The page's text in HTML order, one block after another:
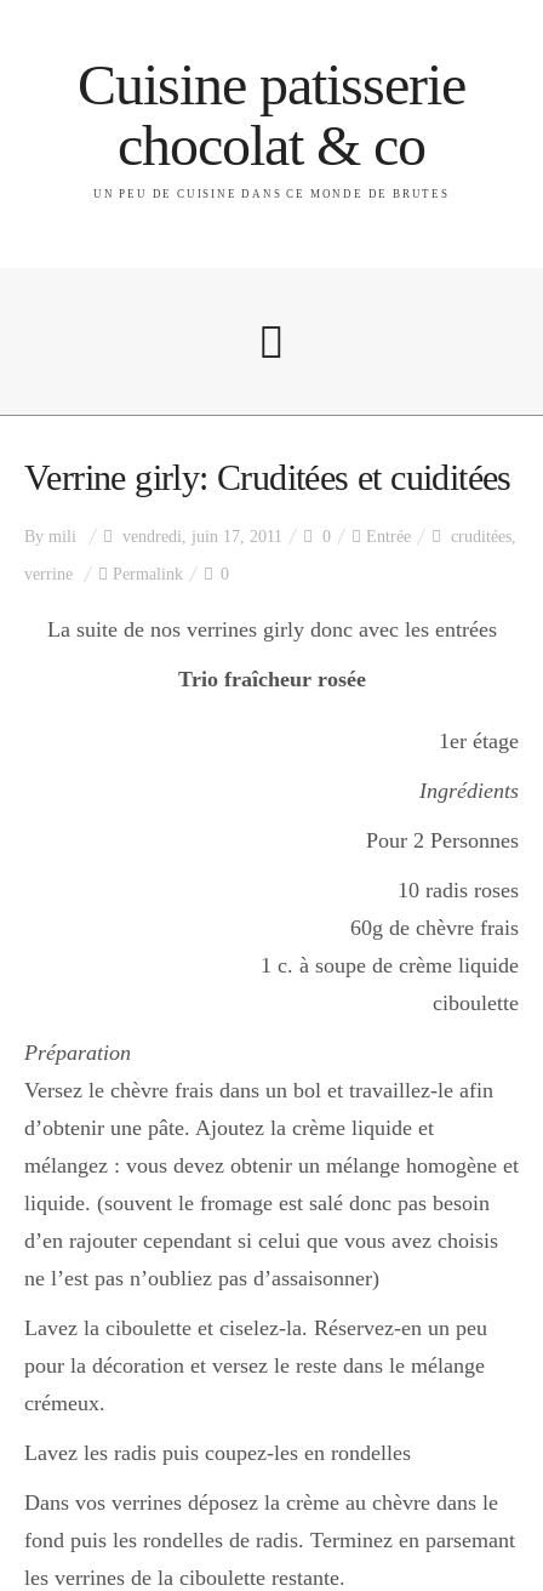
Cuisine patisserie
chocolat & co
UN PEU DE CUISINE DANS CE MONDE DE BRUTES
A propos
Index des recettes
Catégories
Boisson chaudes
Les classiques
Mes amis en cuisine
Resto
Verrine girly: Cruditées et cuiditées
By mili vendredi, juin 17, 2011 0 Entrée cruditées,
verrine Permalink 0
La suite de nos verrines girly donc avec les entrées
Trio fraîcheur rosée
1er étage
Ingrédients
Pour 2 Personnes
10 radis roses
60g de chèvre frais
1 c. à soupe de crème liquide
ciboulette
Préparation
Versez le chèvre frais dans un bol et travaillez-le afin
d’obtenir une pâte. Ajoutez la crème liquide et
mélangez : vous devez obtenir un mélange homogène et
liquide. (souvent le fromage est salé donc pas besoin
d’en rajouter cependant si celui que vous avez choisis
ne l’est pas n’oubliez pas d’assaisonner)
Lavez la ciboulette et ciselez-la. Réservez-en un peu
pour la décoration et versez le reste dans le mélange
crémeux.
Lavez les radis puis coupez-les en rondelles
Dans vos verrines déposez la crème au chèvre dans le
fond puis les rondelles de radis. Terminez en parsemant
les verrines de la ciboulette restante.